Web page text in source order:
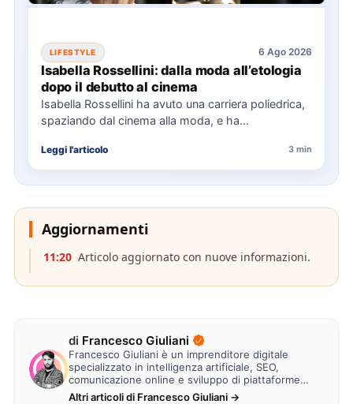
LIFESTYLE 6 Ago 2026
Isabella Rossellini: dalla moda all’etologia
dopo il debutto al cinema
Isabella Rossellini ha avuto una carriera poliedrica,
spaziando dal cinema alla moda, e ha
Leggi l'articolo 3 min
Aggiornamenti
11:20 Articolo aggiornato con nuove informazioni.
di Francesco Giuliani
Francesco Giuliani è un imprenditore digitale
specializzato in intelligenza artificiale, SEO,
comunicazione online e sviluppo di piattaforme
web. Lavora alla creazione di…
Altri articoli di Francesco Giuliani →